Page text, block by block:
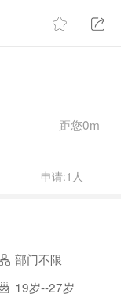
距您0m
申请:1人
部门不限
19岁--27岁